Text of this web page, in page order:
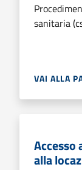
sanitaria
VAI ALLA
Accesso
alla